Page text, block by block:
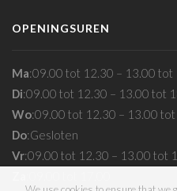
OPENINGSUREN
Ma:09.00 tot 12.30 – 13.00 tot
Di:09.00 tot 12.30 – 13.00 tot
Wo:09.00 tot 12.30 – 13.00
Do:Gesloten
Vr:09.00 tot 12.30 – 13.00 tot